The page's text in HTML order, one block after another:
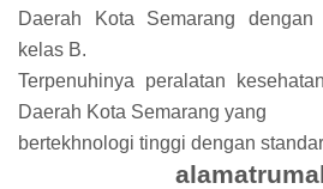
Daerah Kota Semarang
kelas B.
Terpenuhinya peralatan
Daerah Kota Semarang yang
bertekhnologi tinggi dengan